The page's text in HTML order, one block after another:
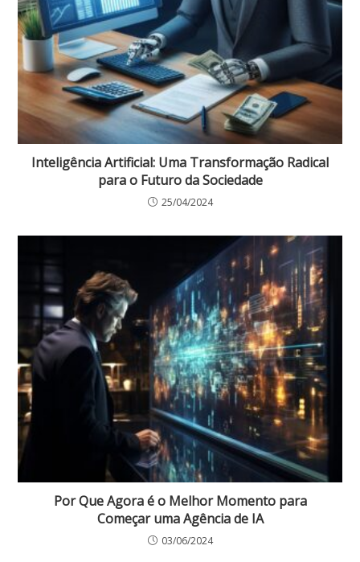
Inteligência Artificial: Uma Transformação Radical
para o Futuro da Sociedade
25/04/2024
Por Que Agora é o Melhor Momento para
Começar uma Agência de IA
03/06/2024